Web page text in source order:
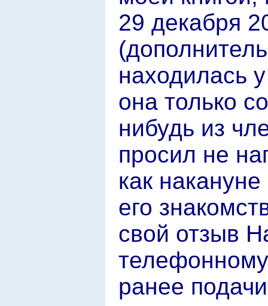
29 декабря
находилась
она только
нибудь из
просил не
как
его
свой отзыв
ранее